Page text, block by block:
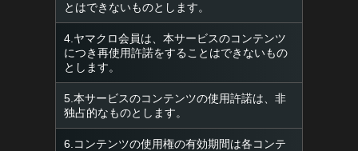
とはできないものとします。
4.ヤマクロ会員は、本サービスのコンテンツ
につき再使用許諾をすることはできないもの
とします。
5.本サービスのコンテンツの使用許諾は、非
独占的なものとします。
6.コンテンツの使用権の有効期間は各コンテ